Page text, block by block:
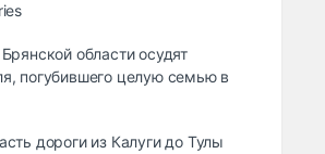
области осудят
погубившего целую семью в
дороги из Калуги до Тулы